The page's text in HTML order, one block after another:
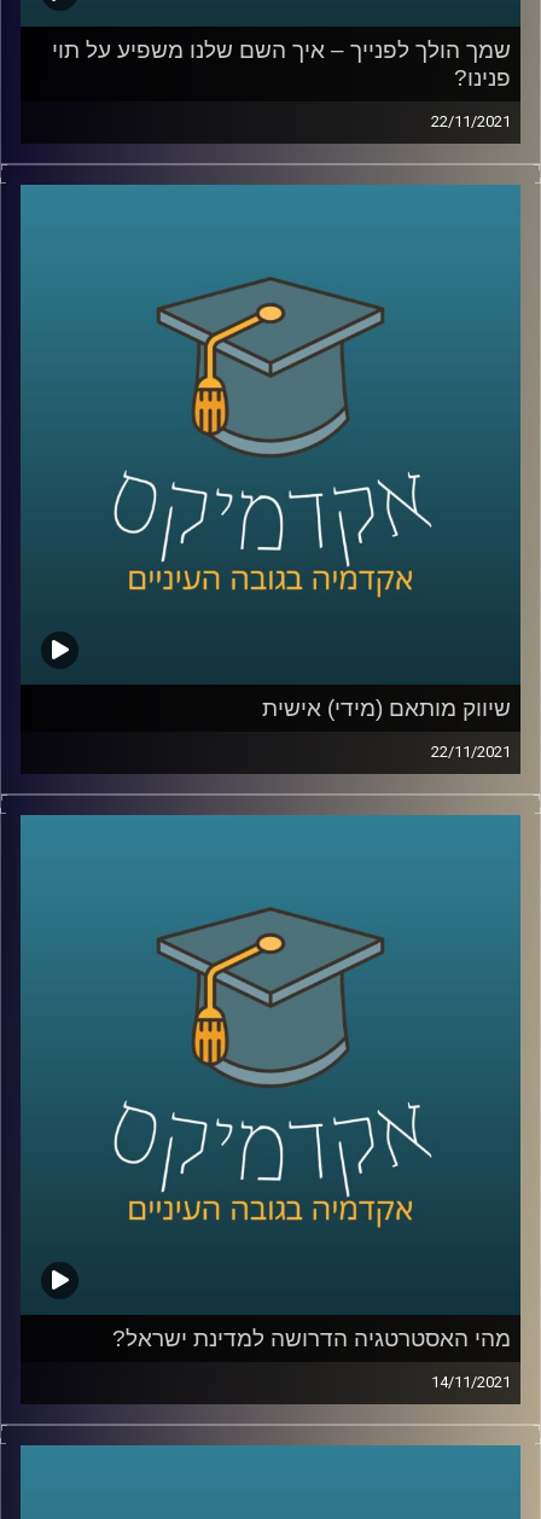
קרדיט תמונות:AudioVersity
שמך הולך לפנייך – איך השם שלנו משפיע על תוי
פנינו?
22/11/2021
מכירים את זאת שאתם לא מצליחים לזכור את שמה כי זה
פשוט לא מתאים לה, או את זה שכולם קוראים לו בכינוי שלו
לבין השם שלנו, קשר כזה שגם מחשבים (AI) יכולים לזהות.
בפרק זה תתארח ד"ר יונת צובנר, מבית הספר למנהל עסקים
לדבר על שמות, תוי פנים ומה שבינהם.
לשיחה עם ד"ר יונת צובנר על שיווק מותאם (מידי) אישית –
לשיחה עם ד"ר יונת צובנר על צרכנות ירוקה –לחצו כאן
שיווק מותאם (מידי) אישית
22/11/2021
השיווק היום למוצרים השונים הפך לאינטנסיבי במיוחד כאשר
עם המעבר לקניות אונליין השיווק גם נעשה בהתאם לניתור
לאותן מערכות שיווק. עם זאת, במחקר שביצעה ד"ר יונת צובנר
מהמחלקה לשיווק מבית הספר אריסון למנהל עסקים, מסתבר,
לקראת סיומו של חודש נובמבר, החודש שהפך בשנים
האחרונות לחודש הקניות (ששיאו יחול ביום שישי הקרוב -
הבלאק פריידי המיוחל) בפרק זה התארחה ד"ר יונת צובנר
מאוניברסיטת רייכמן, שבמחקר משותף עם
פרופסור רום
שריפט מאוניברסיטת אינדיאנה מצאה ששיווק על סמך מוצרים
שהתלבטנו אם לקנות דווקא יפגע ברצון שלנו לרכוש.
לשיחה עם ד"ר יונת צובנר על צרנות ירוקה –לחץ כאן
לשיחה עם ד"ר יונת צובנר על השפעת שמנו על תוי פנינו –
לחץ כאן
קרדיט תמונות:AudioVersity
מהי האסטרטגיה הדרושה למדינת ישראל?
14/11/2021
ביום שלישי הבא בשעות הבוקר יתקיים כנס ביטחוני-מדיני
מטעם המכון למדיניות ואסטרטגיה של אוניברסיטת רייכמן